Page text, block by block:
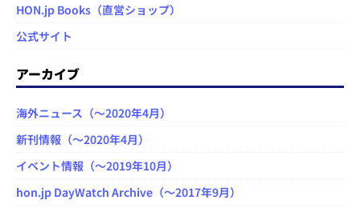
HON.jp Books（直営ショップ）
公式サイト
アーカイブ
海外ニュース（～2020年4月）
新刊情報（～2020年4月）
イベント情報（～2019年10月）
hon.jp DayWatch Archive（～2017年9月）